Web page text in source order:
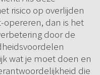
risico op overlijden
opereren, dan is het
door de
wat je moet doen en
die